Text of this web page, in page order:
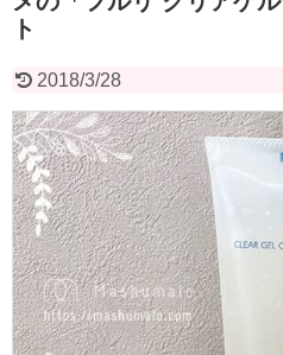
ト
2018/3/28